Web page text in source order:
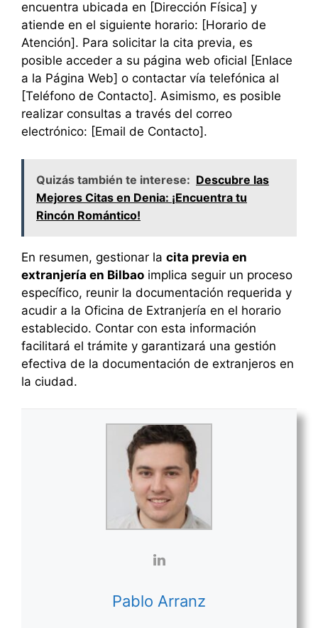
encuentra ubicada en [Dirección Física] y
atiende en el siguiente horario: [Horario de
Atención]. Para solicitar la cita previa, es
posible acceder a su página web oficial [Enlace
a la Página Web] o contactar vía telefónica al
[Teléfono de Contacto]. Asimismo, es posible
realizar consultas a través del correo
electrónico: [Email de Contacto].
Quizás también te interese: Descubre las
Mejores Citas en Denia: ¡Encuentra tu
Rincón Romántico!
En resumen, gestionar la cita previa en
extranjería en Bilbao implica seguir un proceso
específico, reunir la documentación requerida y
acudir a la Oficina de Extranjería en el horario
establecido. Contar con esta información
facilitará el trámite y garantizará una gestión
efectiva de la documentación de extranjeros en
la ciudad.
Pablo Arranz